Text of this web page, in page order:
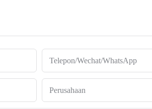
Telepon/Wechat/WhatsApp
Perusahaan